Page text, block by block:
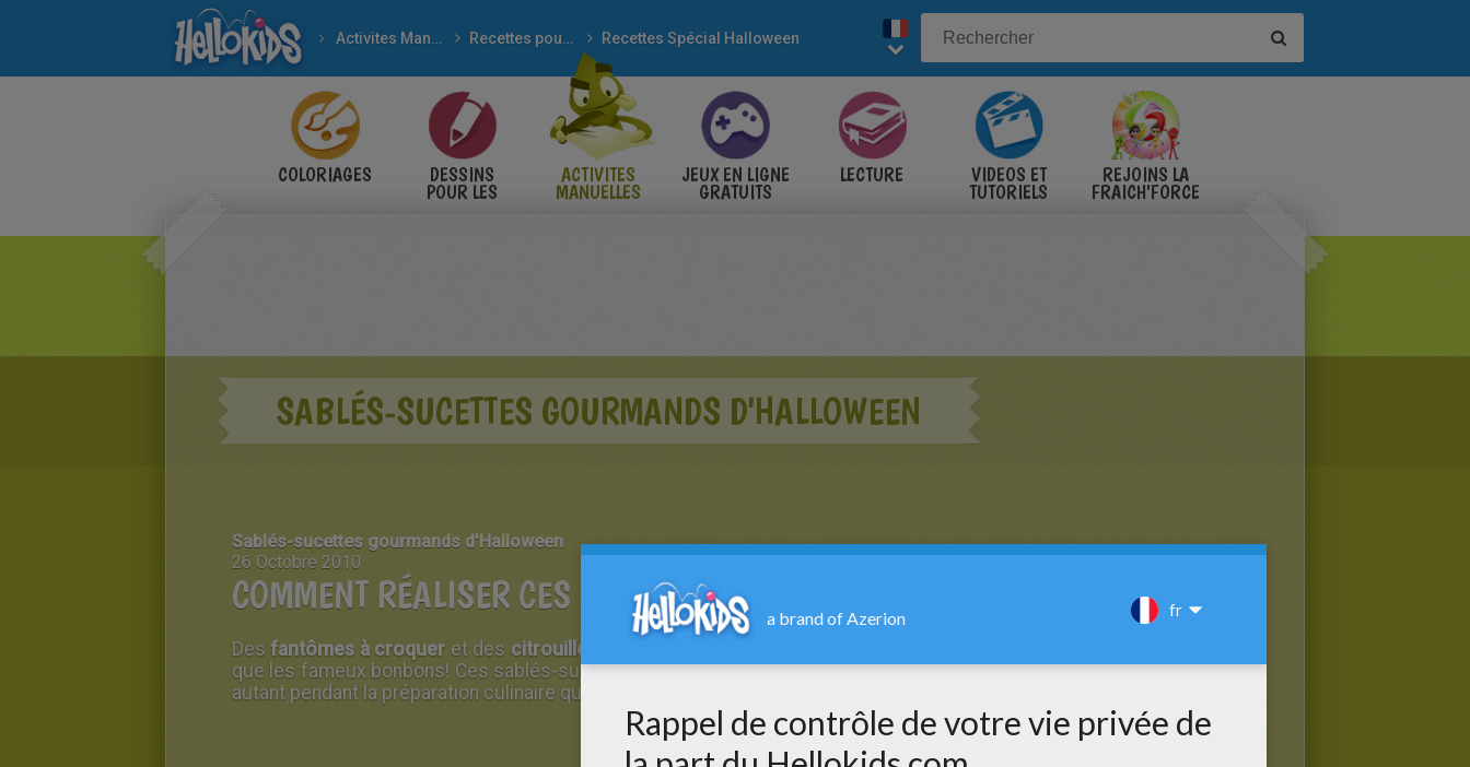
Activites Manuelles Recettes pour enfants Recettes Spécial Halloween
COLORIAGES DESSINS
POUR LES
ACTIVITES
MANUELLES
JEUX EN LIGNE
GRATUITS
LECTURE VIDÉOS ET
TUTORIELS
REJOINS LA
FRAICH'FORCE
SABLÉS-SUCETTES GOURMANDS D'HALLOWEEN
Sablés-sucettes gourmands d'Halloween
26 Octobre 2010
COMMENT RÉALISER CES BISCUITS POUR HALLOWEEN?
Desfantômes à croquer et des citrouilles sucrées
que les fameux bonbons! Ces sablés-sucettes d'Halloween sont simples à réaliser et votre petite terreur se régalera
autant pendant la préparation culinaire que durant le goûter! A vos fourneaux !